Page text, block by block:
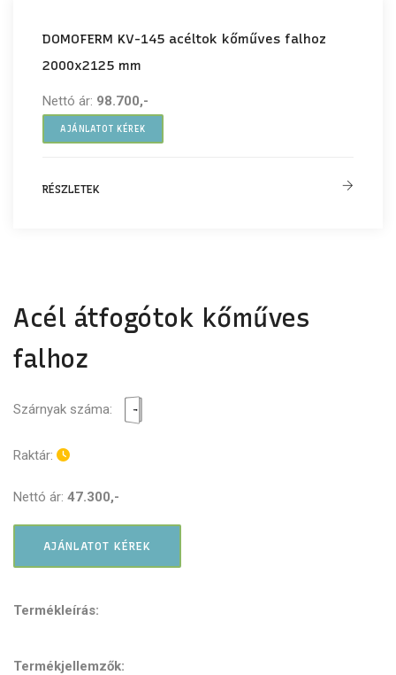
DOMOFERM KV-145 acéltok kőműves falhoz
2000x2125 mm
Nettó ár: 98.700,-
AJÁNLATOT KÉREK
RÉSZLETEK
Acél átfogótok kőműves
falhoz
Szárnyak száma:
Raktár:
Nettó ár: 47.300,-
AJÁNLATOT KÉREK
Termékleírás:
Termékjellemzők: